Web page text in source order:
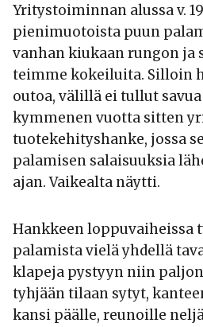
Yritystoiminnan alussa v.
pienimuotoista puun
vanhan kiukaan rungon ja
teimme kokeiluita. Silloin
outoa, välillä ei tullut savua
kymmenen vuotta sitten
tuotekehityshanke, jossa
palamisen salaisuuksia
ajan. Vaikealta näytti.
Hankkeen loppuvaiheissa
palamista vielä yhdellä
klapeja pystyyn niin
tyhjään tilaan sytyt,
kansi päälle, reunoille